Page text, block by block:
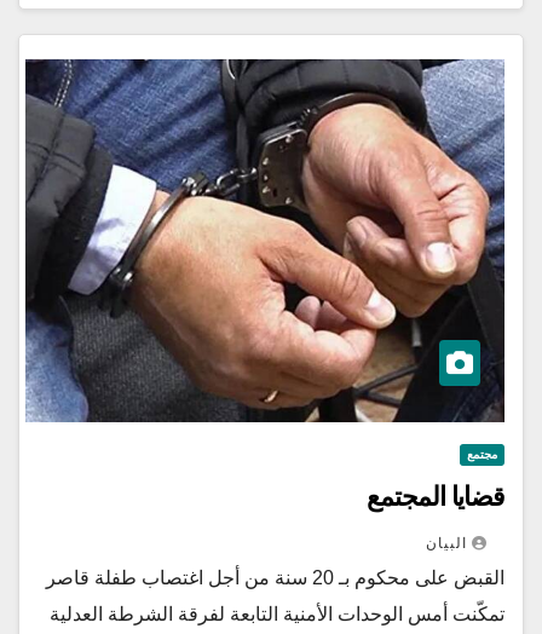
مجتمع
قضايا المجتمع
البيان
القبض على محكوم بـ 20 سنة من أجل اغتصاب طفلة قاصر
تمكّنت أمس الوحدات الأمنية التابعة لفرقة الشرطة العدلية